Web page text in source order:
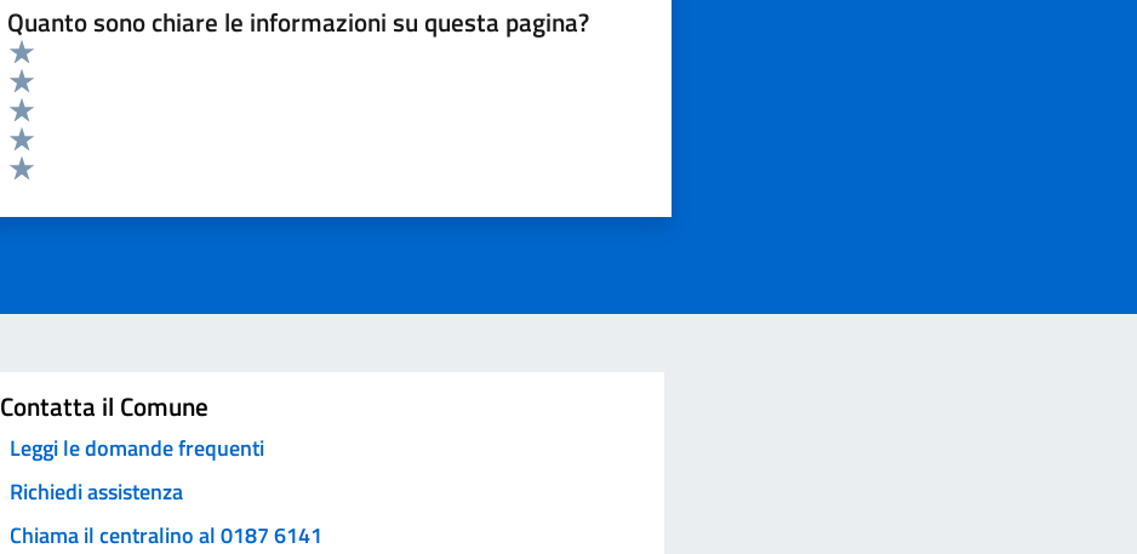
Quanto sono chiare le informazioni su questa pagina?
Valuta da 1 a 5 stelle la pagina
Valuta 5 stelle su 5
Valuta 4 stelle su 5
Valuta 3 stelle su 5
Valuta 2 stelle su 5
Valuta 1 stelle su 5
Contatta il Comune
Leggi le domande frequenti
Richiedi assistenza
Chiama il centralino al 0187 6141